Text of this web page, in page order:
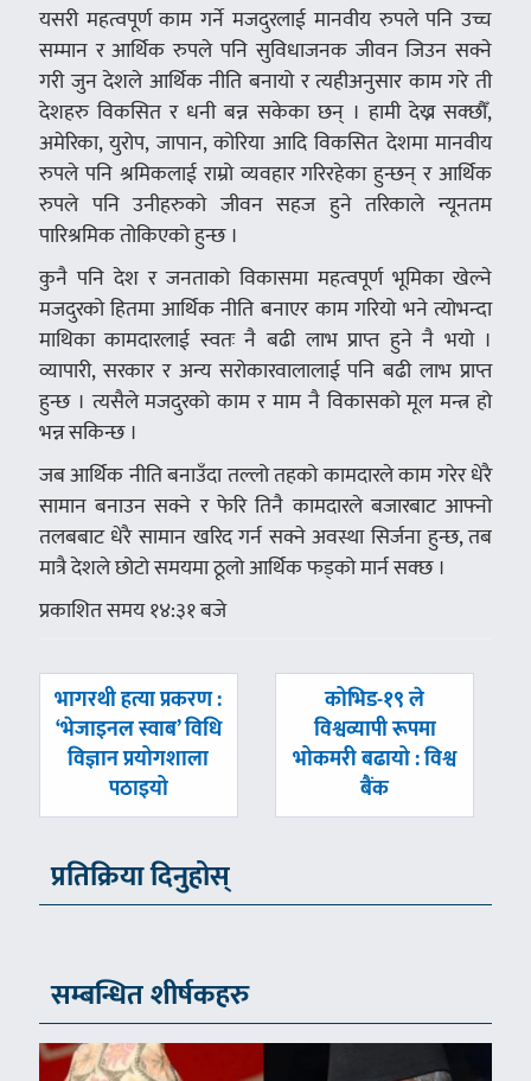
यसरी महत्वपूर्ण काम गर्ने मजदुरलाई मानवीय रुपले पनि उच्च
सम्मान र आर्थिक रुपले पनि सुविधाजनक जीवन जिउन सक्ने
गरी जुन देशले आर्थिक नीति बनायो र त्यहीअनुसार काम गरे ती
देशहरु विकसित र धनी बन्न सकेका छन् । हामी देख्न सक्छौँ,
अमेरिका, युरोप, जापान, कोरिया आदि विकसित देशमा मानवीय
रुपले पनि श्रमिकलाई राम्रो व्यवहार गरिरहेका हुन्छन् र आर्थिक
रुपले पनि उनीहरुको जीवन सहज हुने तरिकाले न्यूनतम
पारिश्रमिक तोकिएको हुन्छ ।
कुनै पनि देश र जनताको विकासमा महत्वपूर्ण भूमिका खेल्ने
मजदुरको हितमा आर्थिक नीति बनाएर काम गरियो भने त्योभन्दा
माथिका कामदारलाई स्वतः नै बढी लाभ प्राप्त हुने नै भयो ।
व्यापारी, सरकार र अन्य सरोकारवालालाई पनि बढी लाभ प्राप्त
हुन्छ । त्यसैले मजदुरको काम र माम नै विकासको मूल मन्त्र हो
भन्न सकिन्छ ।
जब आर्थिक नीति बनाउँदा तल्लो तहको कामदारले काम गरेर धेरै
सामान बनाउन सक्ने र फेरि तिनै कामदारले बजारबाट आफ्नो
तलबबाट धेरै सामान खरिद गर्न सक्ने अवस्था सिर्जना हुन्छ, तब
मात्रै देशले छोटो समयमा ठूलो आर्थिक फड्को मार्न सक्छ ।
प्रकाशित समय १४:३१ बजे
पछिल्लाे
-
भागरथी हत्या प्रकरण :
‘भेजाइनल स्वाब’ विधि
विज्ञान प्रयोगशाला
पठाइयो
अघिल्लाे
-
कोभिड-१९ ले
विश्वव्यापी रूपमा
भोकमरी बढायो : विश्व
बैंक
प्रतिक्रिया दिनुहोस्
सम्बन्धित शीर्षकहरु